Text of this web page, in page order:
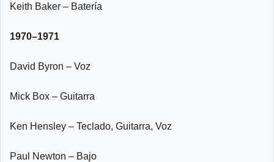
Keith Baker – Batería
1970–1971
David Byron – Voz
Mick Box – Guitarra
Ken Hensley – Teclado, Guitarra, Voz
Paul Newton – Bajo